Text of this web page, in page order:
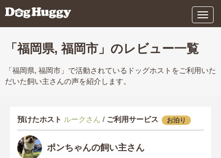
メ
ニ
「福岡県, 福岡市」のレビュー一覧
「福岡県, 福岡市」で活動されているドッグホストをご利用いた
だいた飼い主さんの声を紹介します。
預けたホスト ルークさん / ご利用サービス お泊り
ポンちゃんの飼い主さん